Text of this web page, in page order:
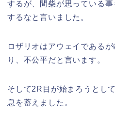
するが、間柴が思っている
するなと言いました。
ロザリオはアウェイである
り、不公平だと言います。
そして2R目が始まろうとし
息を蓄えました。